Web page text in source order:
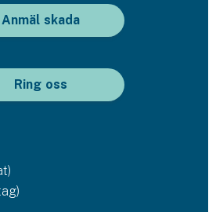
Anmäl skada
Ring oss